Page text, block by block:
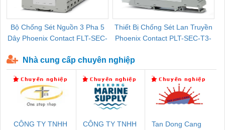
Bộ Chống Sét Nguồn 3 Pha 5
Dây Phoenix Contact FLT-SEC-
Thiết Bị Chống Sét Lan Truyền
Phoenix Contact PLT-SEC-T3-
Nhà cung cấp chuyên nghiệp
CÔNG TY TNHH
CÔNG TY TNHH
Tan Dong Cang